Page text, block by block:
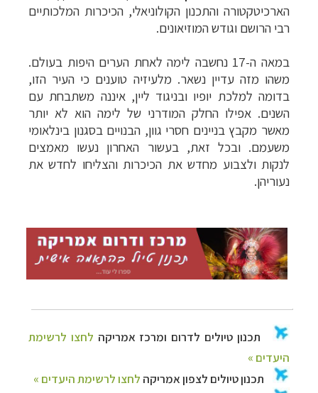
הארכיטקטורה והתכנון הקולוניאלי, הכיכרות המלכותיים
רבי הרושם וגודש המוזיאונים.
במאה ה-17 נחשבה לימה לאחת הערים היפות
בעולם.
משהו מזה עדיין נשאר. מלעיזיה טוענים כי העיר הזו,
בדומה למלכת יופיו ובניגוד ליין, איננה משתבחת עם
השנים. אפילו החלק המודרני של לימה הוא לא יותר
מאשר מקבץ בניינים חסרי גוון, הבנויים בסגנון בינלאומי
משעמם. ובכל זאת, בעשור האחרון נעשו מאמצים
לנקות ולצבוע מחדש את הכיכרות והצליחו לחדש את
נעוריהן.
קרוזים והפלגות נופשלחצו לרשימת היעדים »